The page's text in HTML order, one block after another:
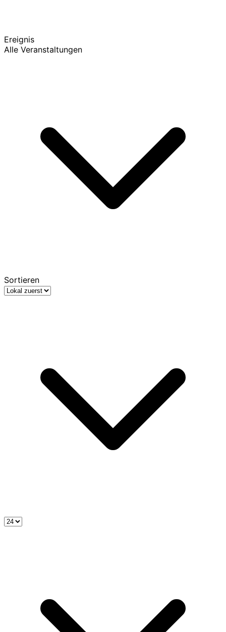
Ereignis
Alle Veranstaltungen
Sortieren